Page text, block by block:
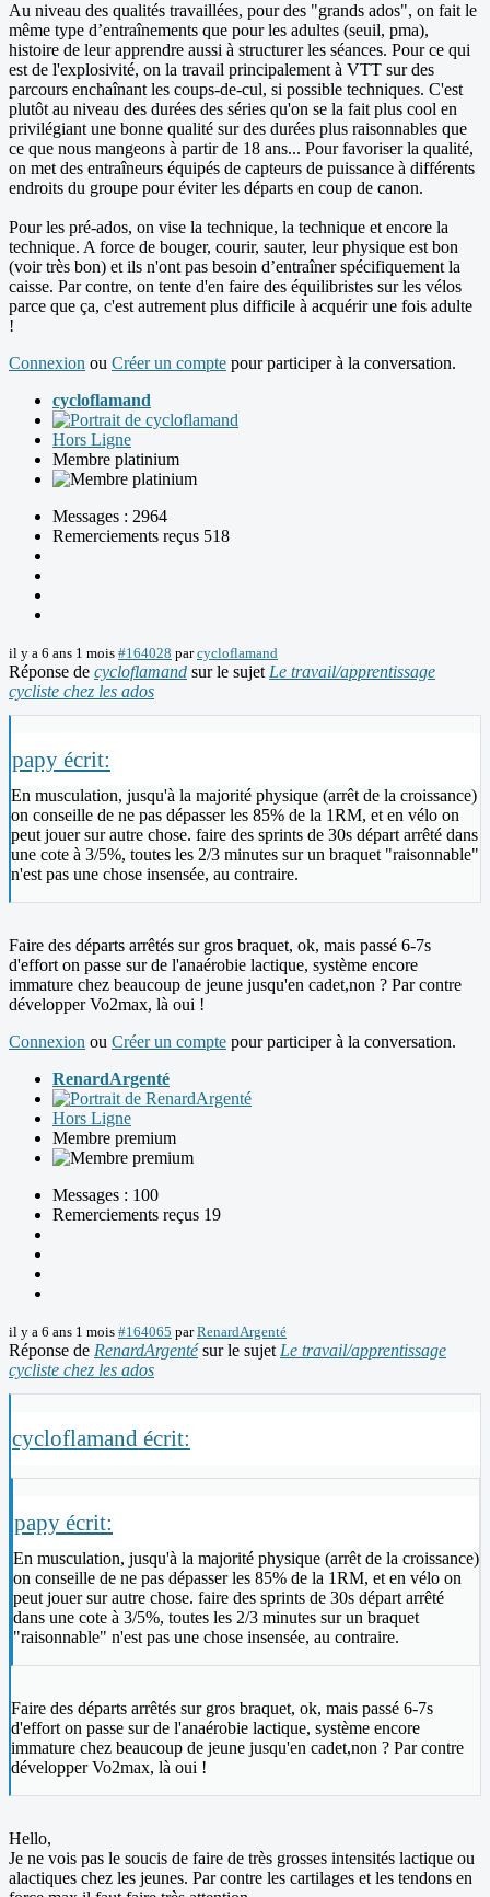
Au niveau des qualités travaillées, pour des "grands ados", on fait le
même type d’entraînements que pour les adultes (seuil, pma),
histoire de leur apprendre aussi à structurer les séances. Pour ce qui
est de l'explosivité, on la travail principalement à VTT sur des
parcours enchaînant les coups-de-cul, si possible techniques. C'est
plutôt au niveau des durées des séries qu'on se la fait plus cool en
privilégiant une bonne qualité sur des durées plus raisonnables que
ce que nous mangeons à partir de 18 ans... Pour favoriser la qualité,
on met des entraîneurs équipés de capteurs de puissance à différents
endroits du groupe pour éviter les départs en coup de canon.
Pour les pré-ados, on vise la technique, la technique et encore la
technique. A force de bouger, courir, sauter, leur physique est bon
(voir très bon) et ils n'ont pas besoin d’entraîner spécifiquement la
caisse. Par contre, on tente d'en faire des équilibristes sur les vélos
parce que ça, c'est autrement plus difficile à acquérir une fois adulte
!
Connexion ou Créer un compte pour participer à la conversation.
cycloflamand
Hors Ligne
Membre platinium
Messages : 2964
Remerciements reçus 518
il y a 6 ans 1 mois #164028 parcycloflamand
Réponse de cycloflamand sur le sujet Le travail/apprentissage
cycliste chez les ados
papy écrit:
En musculation, jusqu'à la majorité physique (arrêt de la croissance)
on conseille de ne pas dépasser les 85% de la 1RM, et en vélo on
peut jouer sur autre chose. faire des sprints de 30s départ arrêté dans
une cote à 3/5%, toutes les 2/3 minutes sur un braquet "raisonnable"
n'est pas une chose insensée, au contraire.
Faire des départs arrêtés sur gros braquet, ok, mais passé 6-7s
d'effort on passe sur de l'anaérobie lactique, système encore
immature chez beaucoup de jeune jusqu'en cadet,non ? Par contre
développer Vo2max, là oui !
Connexion ou Créer un compte pour participer à la conversation.
RenardArgenté
Hors Ligne
Membre premium
Messages : 100
Remerciements reçus 19
il y a 6 ans 1 mois #164065 parRenardArgenté
Réponse de RenardArgentésur le sujet Le travail/apprentissage
cycliste chez les ados
cycloflamand écrit:
papy écrit:
En musculation, jusqu'à la majorité physique (arrêt de la croissance)
on conseille de ne pas dépasser les 85% de la 1RM, et en vélo on
peut jouer sur autre chose. faire des sprints de 30s départ arrêté
dans une cote à 3/5%, toutes les 2/3 minutes sur un braquet
"raisonnable" n'est pas une chose insensée, au contraire.
Faire des départs arrêtés sur gros braquet, ok, mais passé 6-7s
d'effort on passe sur de l'anaérobie lactique, système encore
immature chez beaucoup de jeune jusqu'en cadet,non ? Par contre
développer Vo2max, là oui !
Hello,
Je ne vois pas le soucis de faire de très grosses intensités lactique ou
alactiques chez les jeunes. Par contre les cartilages et les tendons en